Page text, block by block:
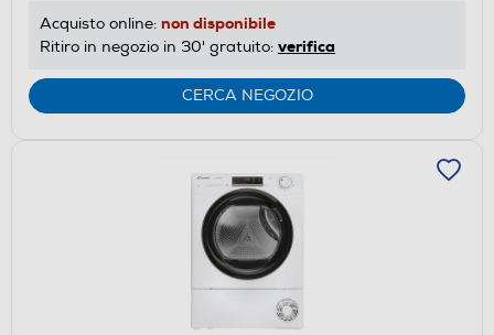
risparmio
energetico
Youreko.
Acquisto online: non disponibile
Ritiro in negozio in 30' gratuito: verifica
CERCA NEGOZIO